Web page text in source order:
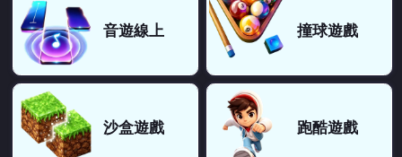
音遊線上 撞球遊戲
沙盒遊戲 跑酷遊戲